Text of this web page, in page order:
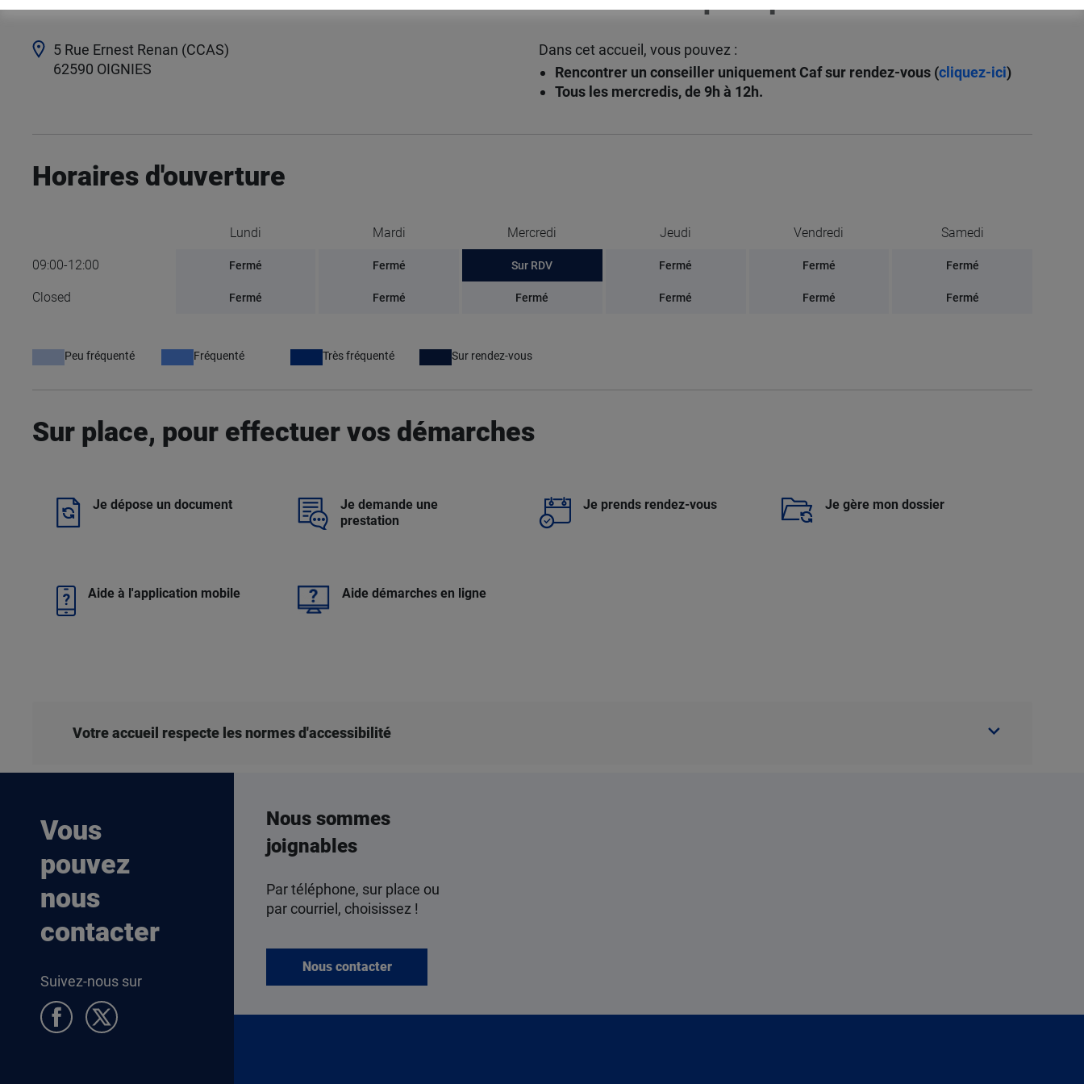
5 Rue Ernest Renan (CCAS)
62590 OIGNIES
Dans cet accueil, vous pouvez :
Rencontrer un conseiller uniquement Caf sur rendez-vous (cliquez-ici)
Tous les mercredis, de 9h à 12h.
Horaires d'ouverture
Lundi Mardi Mercredi Jeudi Vendredi Samedi
09:00-12:00 Fermé Fermé Sur RDV Fermé Fermé Fermé
Closed Fermé Fermé Fermé Fermé Fermé Fermé
Peu fréquenté Fréquenté Très fréquenté Sur rendez-vous
Sur place, pour effectuer vos démarches
Je dépose un document
Je demande une
prestation
Je prends rendez-vous Je gère mon dossier
Aide à l'application mobile Aide démarches en ligne
Votre accueil respecte les normes d'accessibilité
Vous
pouvez
nous
contacter
Suivez-nous sur
Nous sommes
joignables
Par téléphone, sur place ou
par courriel, choisissez !
Nous contacter